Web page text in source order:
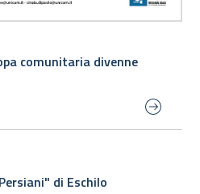
comunitaria divenne
di Eschilo